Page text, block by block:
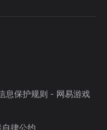
息保护规则 - 网易游戏
律公约